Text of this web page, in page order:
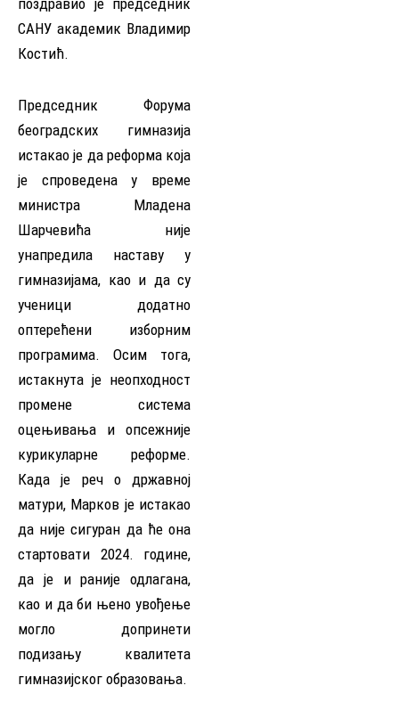
поздравио је председник
САНУ академик Владимир
Костић.
Председник Форума
београдских гимназија
истакао је да реформа која
је спроведена у време
министра Младена
Шарчевића није
унапредила наставу у
гимназијама, као и да су
ученици додатно
оптерећени изборним
програмима. Осим тога,
истакнута је неопходност
промене система
оцењивања и опсежније
курикуларне реформе.
Када је реч о државној
матури, Марков је истакао
да није сигуран да ће она
стартовати 2024. године,
да је и раније одлагана,
као и да би њено увођење
могло допринети
подизању квалитета
гимназијског образовања.